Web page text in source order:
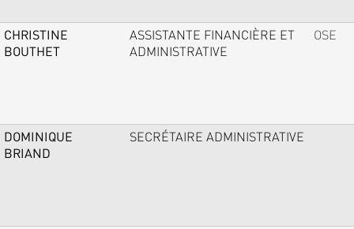
CHRISTINE
BOUTHET
ASSISTANTE FINANCIÈRE ET
ADMINISTRATIVE
OSE
DOMINIQUE
BRIAND
SECRÉTAIRE ADMINISTRATIVE